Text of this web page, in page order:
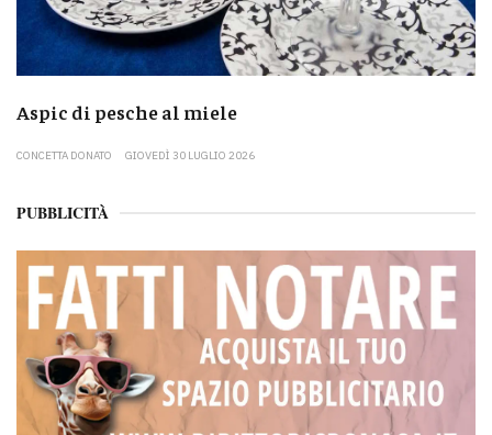
Aspic di pesche al miele
CONCETTA DONATO GIOVEDÌ 30 LUGLIO 2026
PUBBLICITÀ